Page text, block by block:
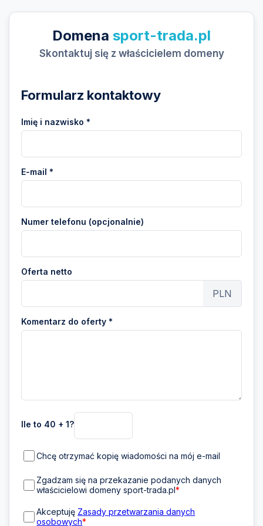
Domena sport-trada.pl
Skontaktuj się z właścicielem domeny
Formularz kontaktowy
Imię i nazwisko *
E-mail *
Numer telefonu (opcjonalnie)
Oferta netto
PLN
Komentarz do oferty *
Ile to 40 + 1?
Chcę otrzymać kopię wiadomości na mój e-mail
Zgadzam się na przekazanie podanych danych
właścicielowi domeny sport-trada.pl*
Akceptuję Zasady przetwarzania danych
osobowych*